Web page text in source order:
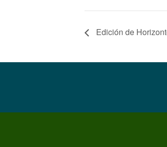
Edición de